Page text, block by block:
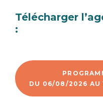
Télécharger
:
DU 06/08/2026 AU